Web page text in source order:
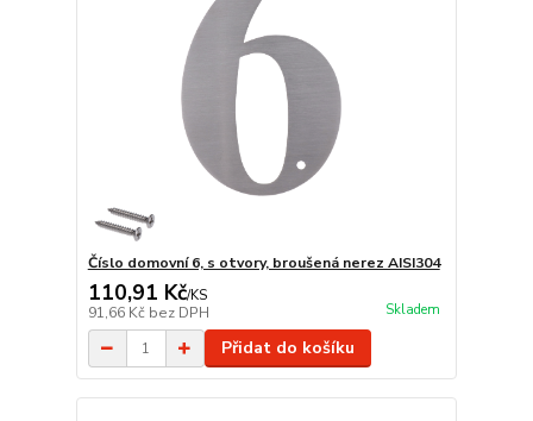
Číslo domovní 6, s otvory, broušená nerez AISI304
110,91 Kč/KS
91,66 Kč bez DPH Skladem
Přidat do košíku